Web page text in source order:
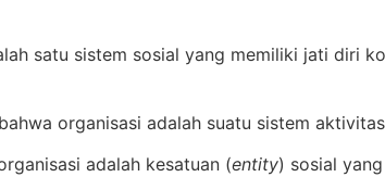
satu sistem sosial yang memiliki jati diri
organisasi adalah suatu sistem
adalah kesatuan (entity) sosial